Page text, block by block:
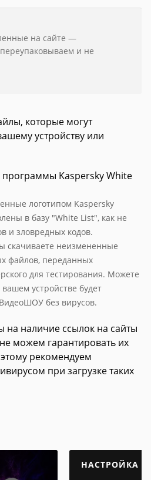
на сайте —
и не
которые могут
устройству или
программы Kaspersky White
логотипом Kaspersky
в базу "White List", как не
и зловредных кодов.
скачиваете неизмененные
файлов, переданных
для тестирования. Можете
устройстве будет
без вирусов.
наличие ссылок на сайты
можем гарантировать их
рекомендуем
при загрузке таких
НАСТРОЙКА